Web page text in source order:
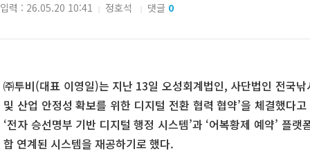
입력 : 26.05.20 10:41 | 정호석 | 댓글 0
㈜투비(대표 이영일)는 지난 13일 오성회계법인, 사단법인 전국
및 산업 안정성 확보를 위한 디지털 전환 협력 협약’을 체결했다
‘전자 승선명부 기반 디지털 행정 시스템’과 ‘어복황제 예약’ 플
합 연계된 시스템을 재공하기로 했다.